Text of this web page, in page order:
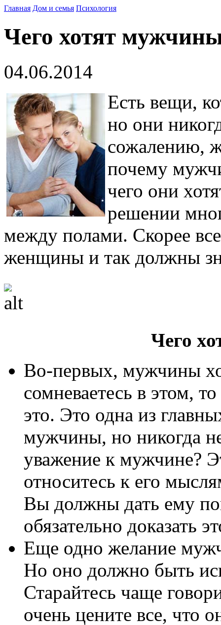
Главная Дом и семья Психология
Чего хотят
04.06.2014
Есть вещи,
но они
сожалению,
почему
чего они
решении
между полами. Скорее
женщины и так должны
Чего
Во-первых, мужчины
сомневаетесь в этом,
это. Это одна из
мужчины, но никогда
уважение к мужчине?
относитесь к его
Вы должны дать ему
обязательно доказать
Еще одно желание
Но оно должно быть
Старайтесь чаще
очень цените все, что